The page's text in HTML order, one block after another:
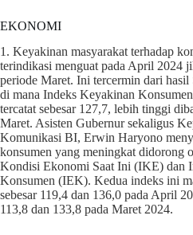
EKONOMI
1. Keyakinan masyarakat terhadap
terindikasi menguat pada April 2024
periode Maret. Ini tercermin dari
di mana Indeks Keyakinan
tercatat sebesar 127,7, lebih tinggi
Maret. Asisten Gubernur sekaligus
Komunikasi BI, Erwin Haryono
konsumen yang meningkat didorong
Kondisi Ekonomi Saat Ini (IKE) dan
Konsumen (IEK). Kedua indeks ini
sebesar 119,4 dan 136,0 pada April
113,8 dan 133,8 pada Maret 2024.